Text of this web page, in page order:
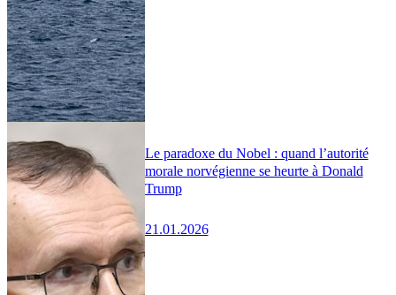
Le paradoxe du Nobel : quand l’autorité
morale norvégienne se heurte à Donald
Trump
21.01.2026